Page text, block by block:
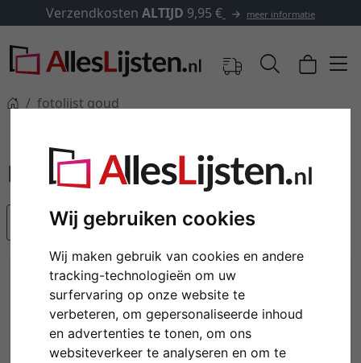
Wij gebruiken cookies
Wij maken gebruik van cookies en andere
tracking-technologieën om uw
surfervaring op onze website te
verbeteren, om gepersonaliseerde inhoud
en advertenties te tonen, om ons
websiteverkeer te analyseren en om te
ALTIJD9,95 € meer informatie
fotolijst goud
Populariteit